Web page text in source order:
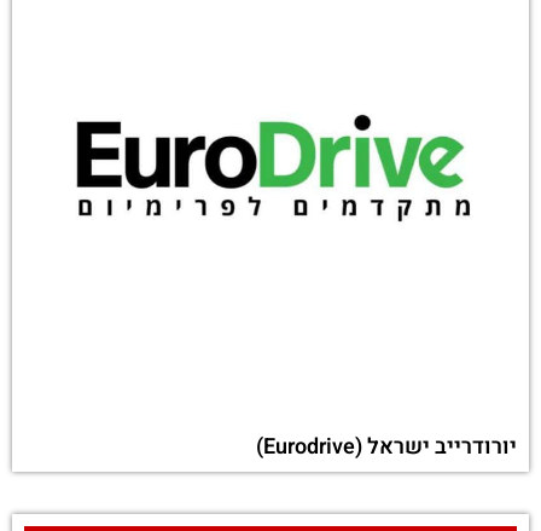
יורודרייב ישראל (Eurodrive)